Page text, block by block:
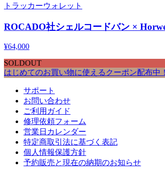
トラッカーウォレット
ROCADO社シェルコードバン ×
¥64,000
SOLDOUT
はじめてのお買い物に使えるクーポン配布中！
サポート
お問い合わせ
ご利用ガイド
修理依頼フォーム
営業日カレンダー
特定商取引法に基づく表記
個人情報保護方針
予約販売と現在の納期のお知らせ